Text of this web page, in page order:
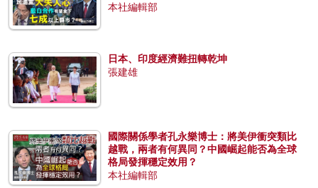
本社編輯部
日本、印度經濟難扭轉乾坤
張建雄
國際關係學者孔永樂博士：將美伊衝突類比
越戰，兩者有何異同？中國崛起能否為全球
格局發揮穩定效用？
本社編輯部